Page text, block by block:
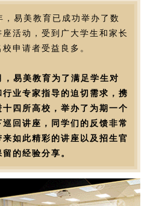
易美教育已成功举办了数
活动，受到广大学生和家长
申请者受益良多。
易美教育为了满足学生对
业专家指导的迫切需求，携
四所高校，举办了为期一个
巡回讲座，同学们的反馈非常
如此精彩的讲座以及招生官
的经验分享。